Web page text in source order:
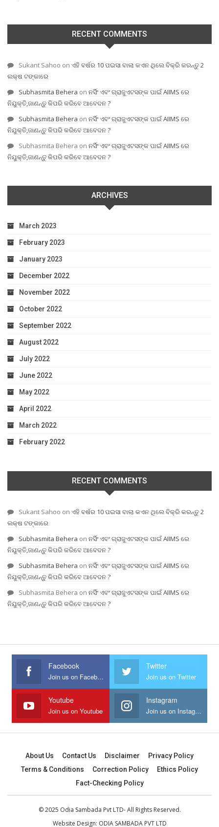
RECENT COMMENTS
Sukant Sahoo on ଏହି ବର୍ଷର 10 ପଇସା ବାଲା କଏନ ଥିଲେ ବିକ୍ରି କରନ୍ତୁ 2
ଲକ୍ଷ ଟଙ୍କାରେ
Subhasmita Behera on ନର୍ସିଂ ଏବଂ ଗ୍ରାଜୁଏଟସଙ୍କ ପାଇଁ AIIMS ରେ
ନିଯୁକ୍ତି,ଜାଣନ୍ତୁ କିପରି କରିବେ ଆବେଦନ ?
Subhasmita Behera on ନର୍ସିଂ ଏବଂ ଗ୍ରାଜୁଏଟସଙ୍କ ପାଇଁ AIIMS ରେ
ନିଯୁକ୍ତି,ଜାଣନ୍ତୁ କିପରି କରିବେ ଆବେଦନ ?
Subhasmita Behera on ନର୍ସିଂ ଏବଂ ଗ୍ରାଜୁଏଟସଙ୍କ ପାଇଁ AIIMS ରେ
ନିଯୁକ୍ତି,ଜାଣନ୍ତୁ କିପରି କରିବେ ଆବେଦନ ?
ARCHIVES
March 2023
February 2023
January 2023
December 2022
November 2022
October 2022
September 2022
August 2022
July 2022
June 2022
May 2022
April 2022
March 2022
February 2022
RECENT COMMENTS
Sukant Sahoo on ଏହି ବର୍ଷର 10 ପଇସା ବାଲା କଏନ ଥିଲେ ବିକ୍ରି କରନ୍ତୁ 2
ଲକ୍ଷ ଟଙ୍କାରେ
Subhasmita Behera on ନର୍ସିଂ ଏବଂ ଗ୍ରାଜୁଏଟସଙ୍କ ପାଇଁ AIIMS ରେ
ନିଯୁକ୍ତି,ଜାଣନ୍ତୁ କିପରି କରିବେ ଆବେଦନ ?
Subhasmita Behera on ନର୍ସିଂ ଏବଂ ଗ୍ରାଜୁଏଟସଙ୍କ ପାଇଁ AIIMS ରେ
ନିଯୁକ୍ତି,ଜାଣନ୍ତୁ କିପରି କରିବେ ଆବେଦନ ?
Subhasmita Behera on ନର୍ସିଂ ଏବଂ ଗ୍ରାଜୁଏଟସଙ୍କ ପାଇଁ AIIMS ରେ
ନିଯୁକ୍ତି,ଜାଣନ୍ତୁ କିପରି କରିବେ ଆବେଦନ ?
Facebook
Join us on Facebook
Twitter
Join us on Twitter
Youtube
Join us on Youtube
Instagram
Join us on Instagram
About Us Contact Us Disclaimer
Privacy Policy
Terms & Conditions
Correction Policy
Ethics Policy
Fact-Checking Policy
© 2025 Odia Sambada Pvt LTD- All Rights Reserved.
Website Design: ODIA SAMBADA PVT LTD